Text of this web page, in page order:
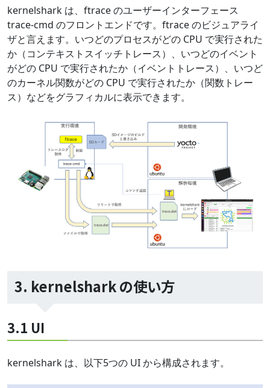
kernelshark は、ftrace のユーザーインターフェース
trace-cmd のフロントエンドです。ftrace のビジュアライ
ザと言えます。いつどのプロセスがどの CPU で実行された
か（コンテキストスイッチトレース）、いつどのイベント
がどの CPU で実行されたか（イベントトレース）、いつど
のカーネル関数がどの CPU で実行されたか（関数トレー
ス）などをグラフィカルに表示できます。
3. kernelshark の使い方
3.1 UI
kernelshark は、以下5つの UI から構成されます。